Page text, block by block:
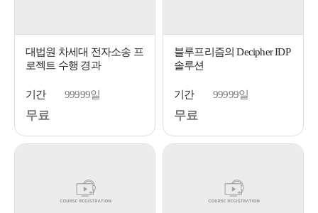
대법원 차세대 전자소송 프
로젝트 수행 경과
기간 99999일
무료
블루프리즘의 Decipher IDP
솔루션
기간 99999일
무료